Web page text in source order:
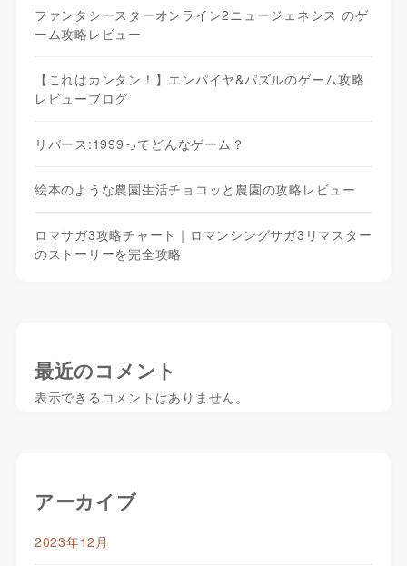
ファンタシースターオンライン2ニュージェネシス のゲ
ーム攻略レビュー
【これはカンタン！】エンパイヤ&パズルのゲーム攻略
レビューブログ
リバース:1999ってどんなゲーム？
絵本のような農園生活チョコッと農園の攻略レビュー
ロマサガ3攻略チャート｜ロマンシングサガ3リマスター
のストーリーを完全攻略
最近のコメント
表示できるコメントはありません。
アーカイブ
2023年12月